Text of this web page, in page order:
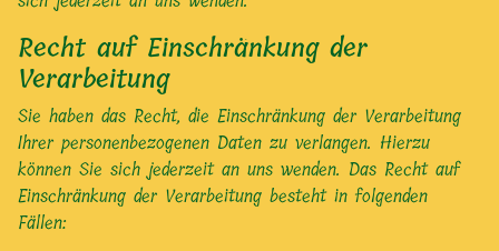
Recht auf Einschränkung der
Verarbeitung
Sie haben das Recht, die Einschränkung der Verarbeitung
Ihrer personenbezogenen Daten zu verlangen. Hierzu
können Sie sich jederzeit an uns wenden. Das Recht auf
Einschränkung der Verarbeitung besteht in folgenden
Fällen: